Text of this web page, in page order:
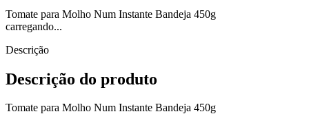
Tomate para Molho Num Instante Bandeja 450g
carregando...
Descrição
Descrição do produto
Tomate para Molho Num Instante Bandeja 450g